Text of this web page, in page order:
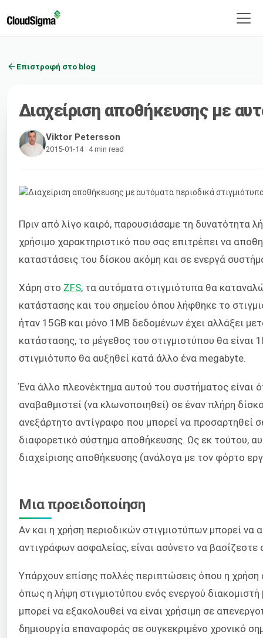
Επιστροφή στο blog
Διαχείριση αποθήκευσης με
Viktor Petersson
2015-01-14 · 4 min read
Πριν από λίγο καιρό, παρουσιάσαμε τη δυνατότητα
χρήσιμο χαρακτηριστικό που σας επιτρέπει να
καταστάσεις του δίσκου ακόμη και σε ενεργά
Χάρη στο ZFS, τα αυτόματα στιγμιότυπα θα
κατάστασης και του σημείου όπου λήφθηκε το
ήταν 15GB και μόνο 1MB δεδομένων έχει αλλάξει
κατάστασης, το μέγεθος του στιγμιοτύπου θα
στιγμιότυπο θα αυξηθεί κατά άλλο ένα megabyte.
Ένα άλλο πλεονέκτημα αυτού του συστήματος είναι
αναβαθμιστεί (να κλωνοποιηθεί) σε έναν πλήρη
ανεξάρτητο αντίγραφο που μπορεί να προσαρτηθεί
διαφορετικό σύστημα αποθήκευσης. Ως εκ τούτου,
διαχείρισης αποθήκευσης (ανάλογα με τον φόρτο
Μια προειδοποίηση
Αν και η χρήση περιοδικών στιγμιοτύπων μπορεί να
αντιγράφων ασφαλείας, είναι ασύνετο να
Υπάρχουν επίσης πολλές περιπτώσεις όπου η
όπως η λήψη στιγμιοτύπου ενός ενεργού
μπορεί να εξακολουθεί να είναι χρήσιμη σε
δημιουργία επαναφοράς σε συγκεκριμένο χρονικό